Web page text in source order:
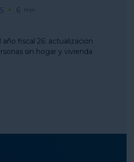
6 min
año fiscal 26: actualización
sin hogar y vivienda